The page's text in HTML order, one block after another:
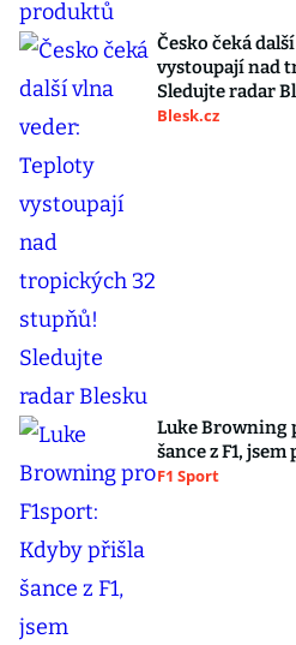
Česko čeká
vystoupají nad
Sledujte radar
Blesk.cz
Luke Browning
šance z F1,
F1 Sport